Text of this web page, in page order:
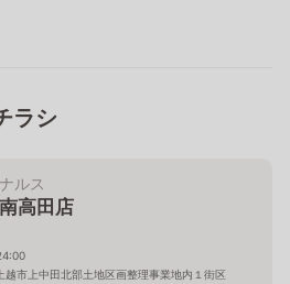
ラシ
ナルス
南高田店
越市上中田北部土地区画整理事業地内１街区